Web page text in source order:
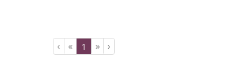
‹
«
1
»
›